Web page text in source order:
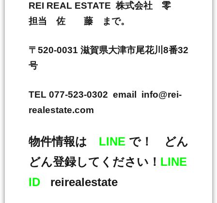
REI REAL ESTATE 株式会社 零
担当 佐 藤 まで。
〒520-0031 滋賀県大津市尾花川8番32
号
TEL 077-523-0302 email info@rei-
realestate.com
物件情報は LINE で！ どん
どん登録してください！ LINE
ID reirealestate